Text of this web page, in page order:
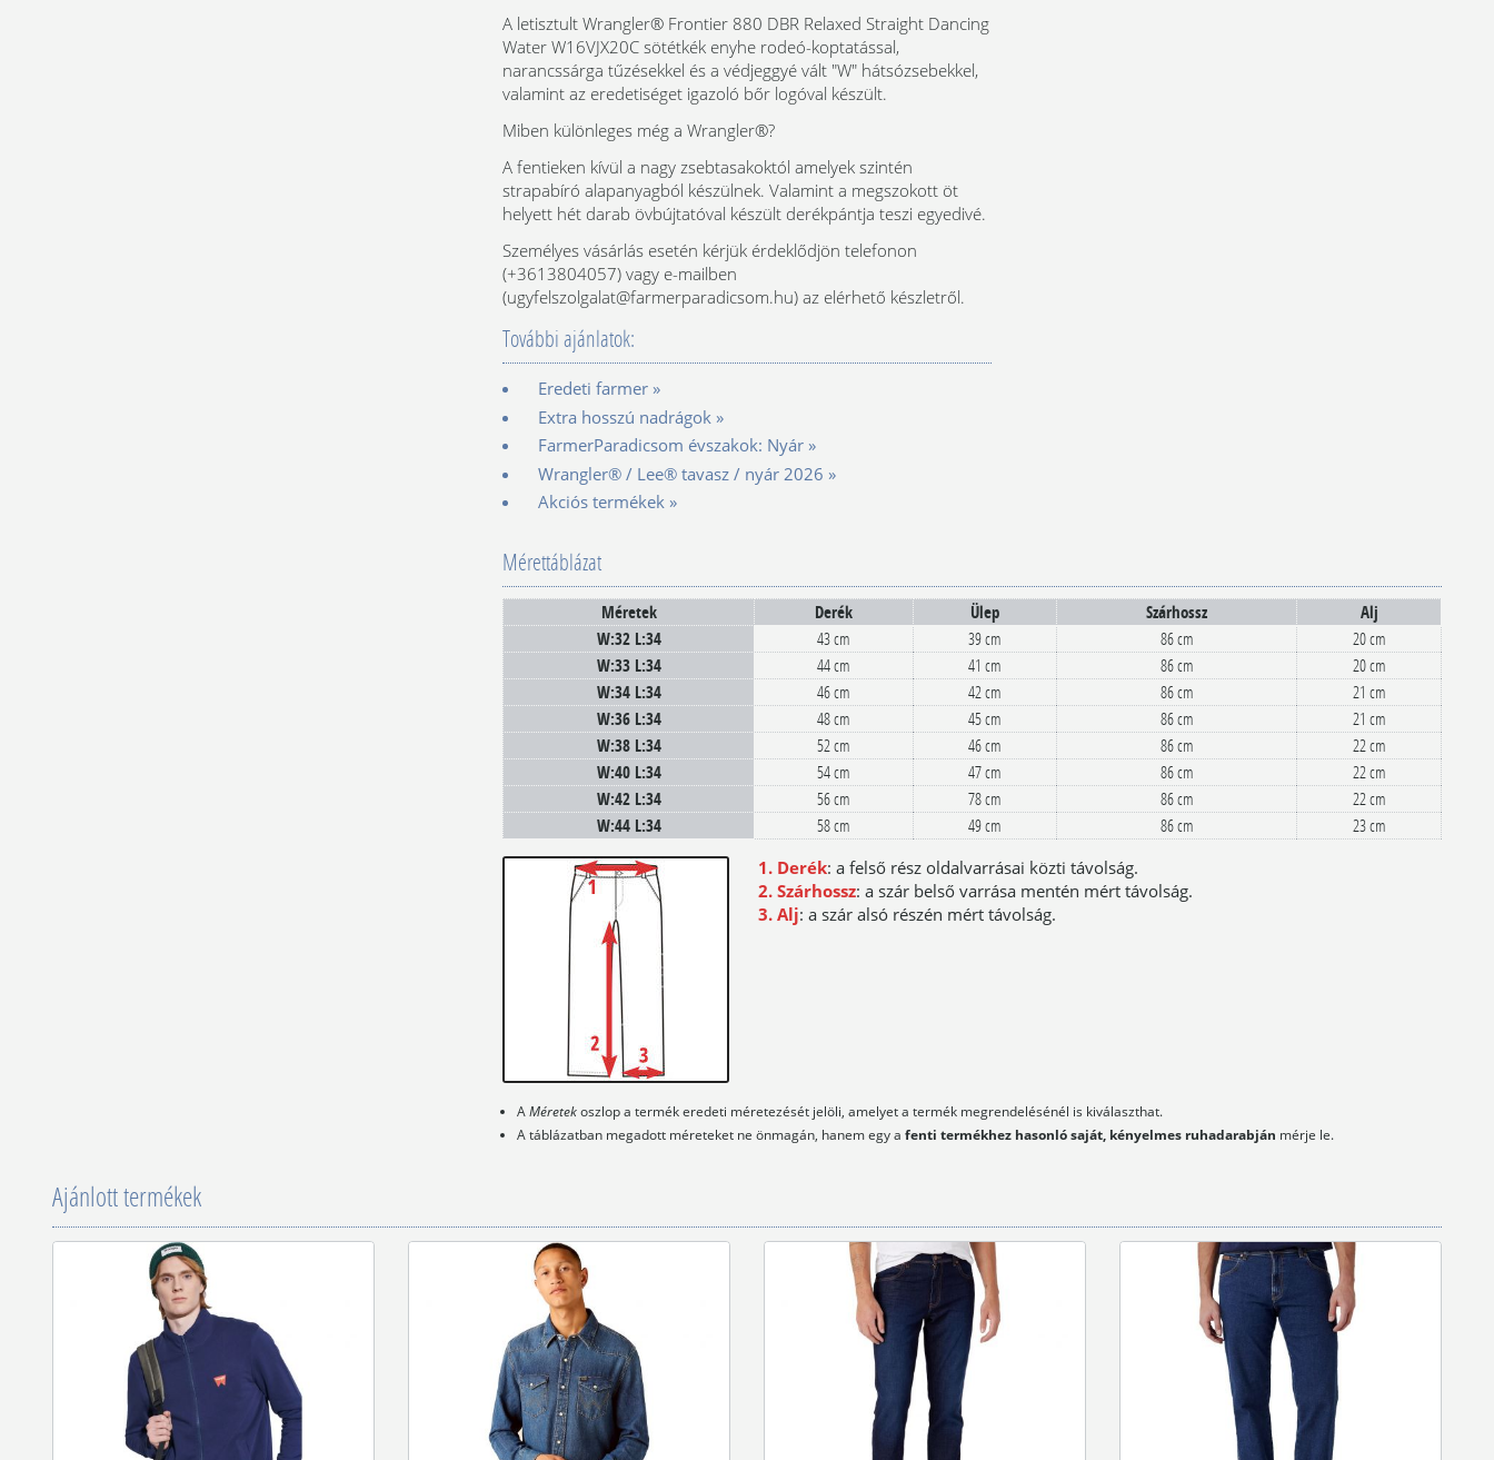
A letisztult Wrangler® Frontier 880 DBR Relaxed Straight Dancing
Water W16VJX20C sötétkék enyhe rodeó-koptatással,
narancssárga tűzésekkel és a védjeggyé vált "W" hátsózsebekkel,
valamint az eredetiséget igazoló bőr logóval készült.
Miben különleges még a Wrangler®?
A fentieken kívül a nagy zsebtasakoktól amelyek szintén
strapabíró alapanyagból készülnek. Valamint a megszokott öt
helyett hét darab övbújtatóval készült derékpántja teszi egyedivé.
Személyes vásárlás esetén kérjük érdeklődjön telefonon
(+3613804057) vagy e-mailben
(ugyfelszolgalat@farmerparadicsom.hu) az elérhető készletről.
További ajánlatok:
Eredeti farmer »
Extra hosszú nadrágok »
FarmerParadicsom évszakok: Nyár »
Wrangler® / Lee® tavasz / nyár 2026 »
Akciós termékek »
Mérettáblázat
Méretek Derék Ülep Szárhossz
Alj
W:32 L:34
43 cm 39 cm 86 cm 20 cm
W:33 L:34 44 cm 41 cm 86 cm 20 cm
W:34 L:34 46 cm 42 cm 86 cm 21 cm
W:36 L:34 48 cm 45 cm 86 cm 21 cm
W:38 L:34 52 cm 46 cm 86 cm 22 cm
W:40 L:34 54 cm 47 cm 86 cm 22 cm
W:42 L:34 56 cm 78 cm 86 cm 22 cm
W:44 L:34 58 cm 49 cm 86 cm 23 cm
1. Derék: a felső rész oldalvarrásai közti távolság.
2. Szárhossz: a szár belső varrása mentén mért távolság.
3. Alj: a szár alsó részén mért távolság.
AMéretekoszlop a termék eredeti méretezését jelöli, amelyet a termék megrendelésénél is kiválaszthat.
A táblázatban megadott méreteket ne önmagán, hanem egy afenti termékhez hasonló saját, kényelmes ruhadarabján mérje le.
Ajánlott termékek